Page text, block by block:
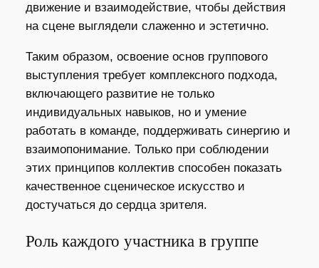
движение и взаимодействие, чтобы действия
на сцене выглядели слаженно и эстетично.
Таким образом, освоение основ группового
выступления требует комплексного подхода,
включающего развитие не только
индивидуальных навыков, но и умение
работать в команде, поддерживать синергию и
взаимопонимание. Только при соблюдении
этих принципов коллектив способен показать
качественное сценическое искусство и
достучаться до сердца зрителя.
Роль каждого участника в группе